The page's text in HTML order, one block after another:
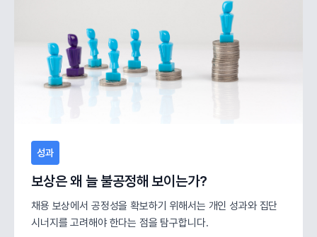
성과
보상은 왜 늘 불공정해 보이는가?
채용 보상에서 공정성을 확보하기 위해서는 개인 성과와 집단
시너지를 고려해야 한다는 점을 탐구합니다.